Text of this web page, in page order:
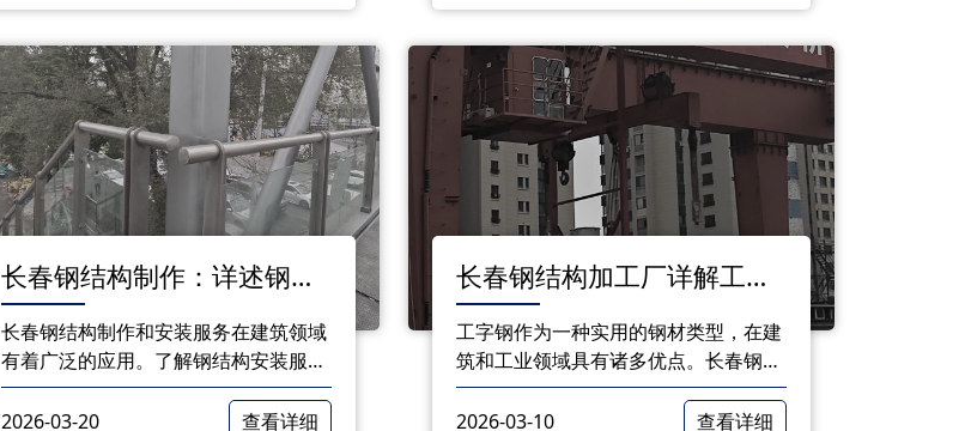
能等得到良好保障
安全防护和质量检验等方面
长春钢结构制作：详述钢结
构安装服务流程，保障工程
品质
​长春钢结构制作和安装服务在建筑领域
有着广泛的应用。了解钢结构安装服务
的流程，对于确保工程质量和安全至关
重要。以下是长春钢结构制作厂家提供
2026-03-20 查看详细
长春钢结构加工厂详解工字
钢的实用优势
工字钢作为一种实用的钢材类型，在建
筑和工业领域具有诸多优点。长春钢结
构加工厂凭借其生产工艺和严格的质量
控制，为广大用户提供优质的工字钢产
2026-03-10 查看详细